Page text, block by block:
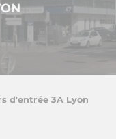
d'entrée 3A Lyon